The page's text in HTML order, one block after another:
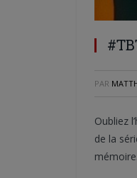
PAR
Oubliez
de la
mémoire.